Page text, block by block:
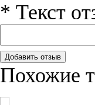
* Текст
Добавить отзыв
Похожие